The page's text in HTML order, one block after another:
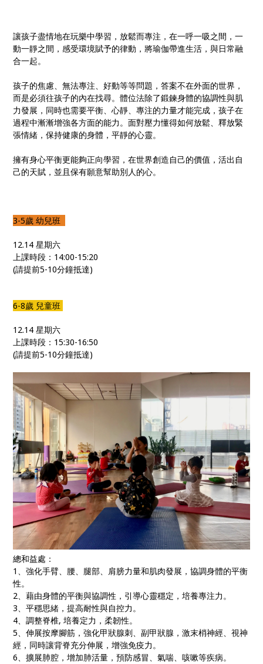
讓孩子盡情地在玩樂中學習，放鬆而專注，在一呼一吸之間，一
動一靜之間，感受環境賦予的律動，將瑜伽帶進生活，與日常融
合一起。
孩子的焦慮、無法專注、好動等等問題，答案不在外面的世界，
而是必須往孩子的內在找尋。體位法除了鍛鍊身體的協調性與肌
力發展，同時也需要平衡、心靜、專注的力量才能完成，孩子在
過程中漸漸增強各方面的能力。面對壓力懂得如何放鬆、釋放緊
張情緒，保持健康的身體，平靜的心靈。
擁有身心平衡更能夠正向學習，在世界創造自己的價值，活出自
己的天賦，並且保有願意幫助別人的心。
3-5歲 幼兒班
12.14 星期六
上課時段：14:00-15:20
(請提前5-10分鐘抵達)
6-8歲 兒童班
12.14 星期六
上課時段：15:30-16:50
(請提前5-10分鐘抵達)
總和益處：
1、強化手臂、腰、腿部、肩膀力量和肌肉發展，協調身體的平衡
性。
2、藉由身體的平衡與協調性，引導心靈穩定，培養專注力。
3、平穩思緒，提高耐性與自控力。
4、調整脊椎, 培養定力，柔韌性。
5、伸展按摩腳筋，強化甲狀腺刺、副甲狀腺，激末梢神經、視神
經，同時讓背脊充分伸展，增強免疫力。
6、擴展肺腔，增加肺活量，預防感冒、氣喘、咳嗽等疾病。